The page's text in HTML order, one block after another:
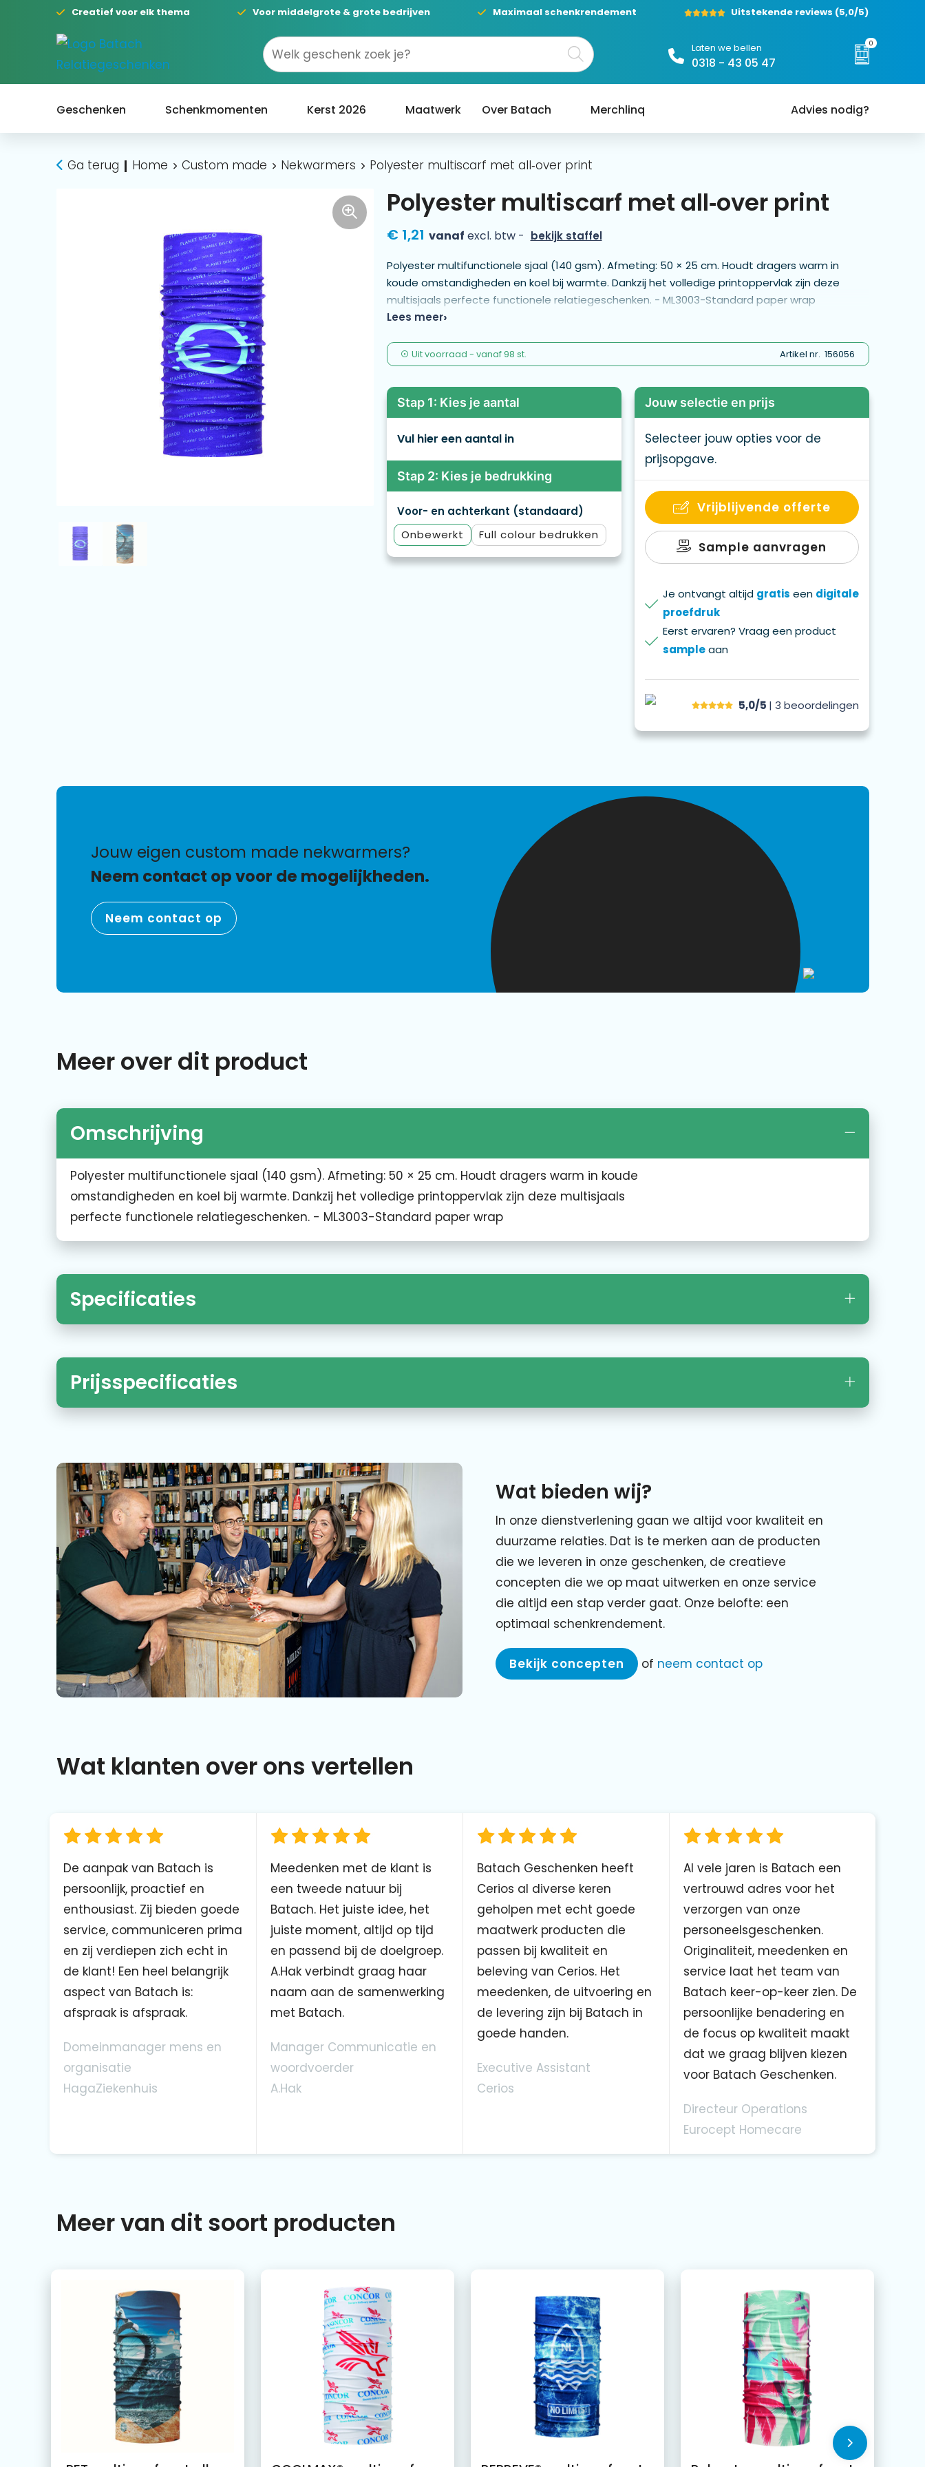
Creatief voor elk thema Voor middelgrote & grote bedrijven Maximaal schenkrendement Uitstekende reviews (5,0/5)
Laten we bellen
0318 - 43 05 47
0
Geschenken Schenkmomenten Kerst 2026 Maatwerk Over Batach Merchlinq Advies nodig?
Ga terug Home Custom made Nekwarmers Polyester multiscarf met all‑over print
Polyester multiscarf met all‑over print
€ 1,21 vanaf excl. btw - bekijk staffel
Polyester multifunctionele sjaal (140 gsm). Afmeting: 50 × 25 cm. Houdt dragers warm in
koude omstandigheden en koel bij warmte. Dankzij het volledige printoppervlak zijn deze
multisjaals perfecte functionele relatiegeschenken. - ML3003-Standard paper wrap
Lees meer
Uit voorraad - vanaf98 st. Artikel nr. 156056
Stap 1: Kies je aantal
Vul hier een aantal in
Stap 2: Kies je bedrukking
Voor- en achterkant (standaard)
Onbewerkt
Full colour
Jouw selectie en prijs
Selecteer jouw opties voor de
prijsopgave.
Vrijblijvende offerte
Sample aanvragen
Je ontvangt altijd gratis een digitale
proefdruk
Eerst ervaren? Vraag een product
sampleaan
5,0/5 | 3 beoordelingen
jouw eigen custom made nekwarmers?
Neem contact op voor de mogelijkheden.
Neem contact op
Meer over dit product
Omschrijving
Polyester multifunctionele sjaal (140 gsm). Afmeting: 50 × 25 cm. Houdt dragers warm in koude
omstandigheden en koel bij warmte. Dankzij het volledige printoppervlak zijn deze multisjaals
perfecte functionele relatiegeschenken. - ML3003-Standard paper wrap
Specificaties
Prijsspecificaties
Wat bieden wij?
In onze dienstverlening gaan we altijd voor kwaliteit en
duurzame relaties. Dat is te merken aan de producten
die we leveren in onze geschenken, de creatieve
concepten die we op maat uitwerken en onze service
die altijd een stap verder gaat. Onze belofte: een
optimaal schenkrendement.
Bekijk concepten of neem contact op
Wat klanten over ons vertellen
De aanpak van Batach is
persoonlijk, proactief en
enthousiast. Zij bieden goede
service, communiceren prima
en zij verdiepen zich echt in
de klant! Een heel belangrijk
aspect van Batach is:
afspraak is afspraak.
Domeinmanager mens en
organisatie
HagaZiekenhuis
Meedenken met de klant is
een tweede natuur bij
Batach. Het juiste idee, het
juiste moment, altijd op tijd
en passend bij de doelgroep.
A.Hak verbindt graag haar
naam aan de samenwerking
met Batach.
Manager Communicatie en
woordvoerder
A.Hak
Batach Geschenken heeft
Cerios al diverse keren
geholpen met echt goede
maatwerk producten die
passen bij kwaliteit en
beleving van Cerios. Het
meedenken, de uitvoering en
de levering zijn bij Batach in
goede handen.
Executive Assistant
Cerios
Al vele jaren is Batach een
vertrouwd adres voor het
verzorgen van onze
personeelsgeschenken.
Originaliteit, meedenken en
service laat het team van
Batach keer-op-keer zien. De
persoonlijke benadering en
de focus op kwaliteit maakt
dat we graag blijven kiezen
voor Batach Geschenken.
Directeur Operations
Eurocept Homecare
Meer van dit soort producten